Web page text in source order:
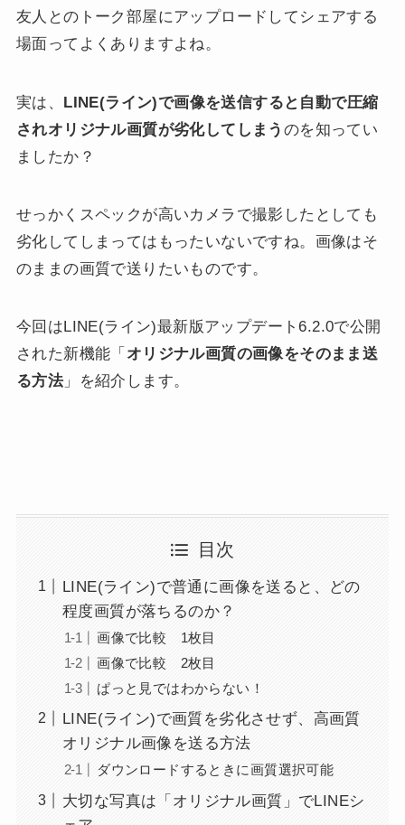
友人とのトーク部屋にアップロードしてシェアする
場面ってよくありますよね。
実は、 LINE(ライン)で画像を送信すると自動で圧縮
されオリジナル画質が劣化してしまう のを知ってい
ましたか？
せっかくスペックが高いカメラで撮影したとしても
劣化してしまってはもったいないですね。画像はそ
のままの画質で送りたいものです。
今回はLINE(ライン)最新版アップデート6.2.0で公開
された新機能「 オリジナル画質の画像をそのまま送
る方法 」を紹介します。
目次
LINE(ライン)で普通に画像を送ると、どの
程度画質が落ちるのか？
画像で比較 1枚目
画像で比較 2枚目
ぱっと見ではわからない！
LINE(ライン)で画質を劣化させず、高画質
オリジナル画像を送る方法
ダウンロードするときに画質選択可能
大切な写真は「オリジナル画質」でLINEシ